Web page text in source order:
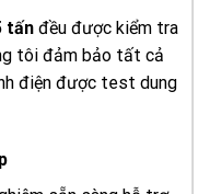
tấn đều được kiểm tra
tôi đảm bảo tất cả
điện được test dung